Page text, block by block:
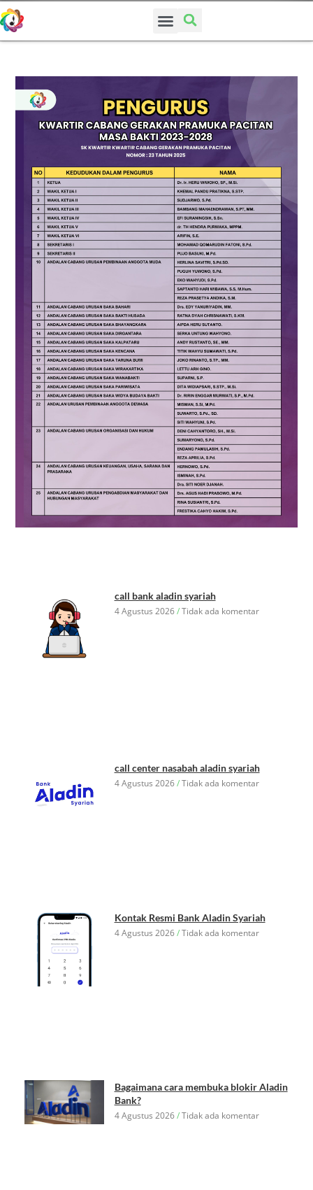
call bank aladin syariah
4 Agustus 2026 Tidak ada komentar
call center nasabah aladin syariah
4 Agustus 2026 Tidak ada komentar
Kontak Resmi Bank Aladin Syariah
4 Agustus 2026 Tidak ada komentar
Bagaimana cara membuka blokir Aladin
Bank?
4 Agustus 2026 Tidak ada komentar